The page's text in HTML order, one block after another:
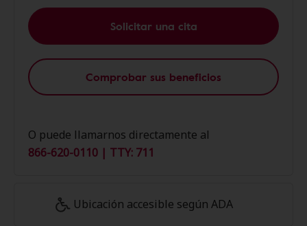
Solicitar una cita
Comprobar sus beneficios
O puede llamarnos directamente al
866-620-0110 | TTY: 711
Ubicación accesible según ADA